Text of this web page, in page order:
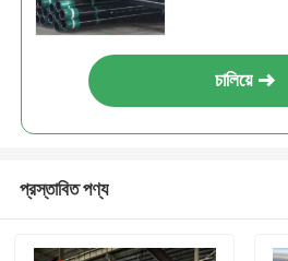
চালিয়ে
প্রস্তাবিত পণ্য